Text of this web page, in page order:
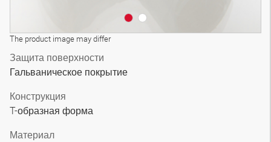
The product image may differ
Защита поверхности
Гальваническое покрытие
Конструкция
T-образная форма
Материал